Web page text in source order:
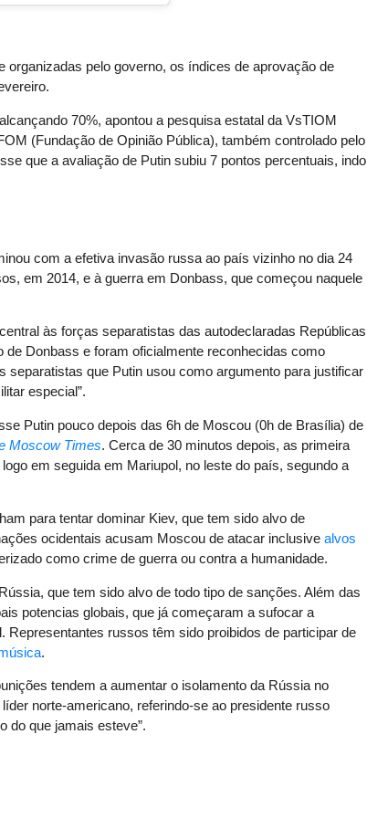
pelo governo, os índices de aprovação de
70%, apontou a pesquisa estatal da VsTIOM
(Fundação de Opinião Pública), também controlado pelo
que a avaliação de Putin subiu 7 pontos percentuais, indo
com a efetiva invasão russa ao país vizinho no dia 24
em 2014, e à guerra em Donbass, que começou naquele
às forças separatistas das autodeclaradas Repúblicas
Donbass e foram oficialmente reconhecidas como
separatistas que Putin usou como argumento para justificar
especial”.
Putin pouco depois das 6h de Moscou (0h de Brasília) de
Moscow Times. Cerca de 30 minutos depois, as primeira
em seguida em Mariupol, no leste do país, segundo a
para tentar dominar Kiev, que tem sido alvo de
ocidentais acusam Moscou de atacar inclusive alvos
como crime de guerra ou contra a humanidade.
que tem sido alvo de todo tipo de sanções. Além das
potencias globais, que já começaram a sufocar a
russos têm sido proibidos de participar de
.
tendem a aumentar o isolamento da Rússia no
norte-americano, referindo-se ao presidente russo
do que jamais esteve”.